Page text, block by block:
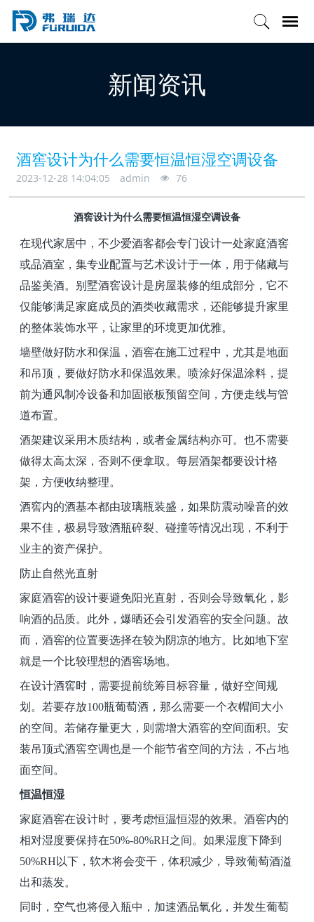
新闻资讯
酒窖设计为什么需要恒温恒湿空调设备
2023-12-28 14:04:05 admin 76
酒窖设计为什么需要恒温恒湿空调设备
在现代家居中，不少爱酒客都会专门设计一处家庭酒窖
或品酒室，集专业配置与艺术设计于一体，用于储藏与
品鉴美酒。别墅酒窖设计是房屋装修的组成部分，它不
仅能够满足家庭成员的酒类收藏需求，还能够提升家里
的整体装饰水平，让家里的环境更加优雅。
墙壁做好防水和保温，酒窖在施工过程中，尤其是地面
和吊顶，要做好防水和保温效果。喷涂好保温涂料，提
前为通风制冷设备和加固嵌板预留空间，方便走线与管
道布置。
酒架建议采用木质结构，或者金属结构亦可。也不需要
做得太高太深，否则不便拿取。每层酒架都要设计格
架，方便收纳整理。
酒窖内的酒基本都由玻璃瓶装盛，如果防震动噪音的效
果不佳，极易导致酒瓶碎裂、碰撞等情况出现，不利于
业主的资产保护。
防止自然光直射
家庭酒窖的设计要避免阳光直射，否则会导致氧化，影
响酒的品质。此外，爆晒还会引发酒窖的安全问题。故
而，酒窖的位置要选择在较为阴凉的地方。比如地下室
就是一个比较理想的酒窖场地。
在设计酒窖时，需要提前统筹目标容量，做好空间规
划。若要存放100瓶葡萄酒，那么需要一个衣帽间大小
的空间。若储存量更大，则需增大酒窖的空间面积。安
装吊顶式酒窖空调也是一个能节省空间的方法，不占地
面空间。
恒温恒湿
家庭酒窖在设计时，要考虑恒温恒湿的效果。酒窖内的
相对湿度要保持在50%-80%RH之间。如果湿度下降到
50%RH以下，软木将会变干，体积减少，导致葡萄酒溢
出和蒸发。
同时，空气也将侵入瓶中，加速酒品氧化，并发生葡萄